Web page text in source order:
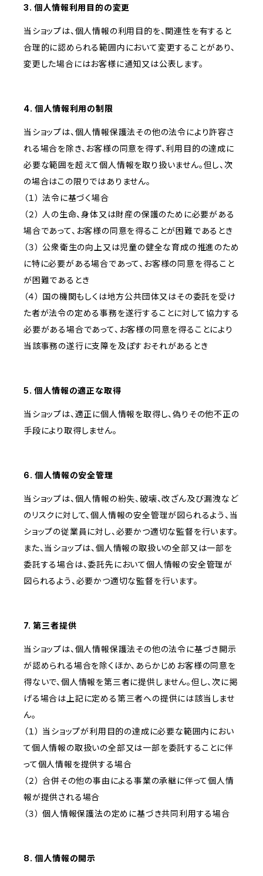
3. 個人情報利用目的の変更
当ショップは、個人情報の利用目的を、関連性を有すると
合理的に認められる範囲内において変更することがあり、
変更した場合にはお客様に通知又は公表します。
4. 個人情報利用の制限
当ショップは、個人情報保護法その他の法令により許容さ
れる場合を除き、お客様の同意を得ず、利用目的の達成に
必要な範囲を超えて個人情報を取り扱いません。但し、次
の場合はこの限りではありません。
（１） 法令に基づく場合
（２） 人の生命、身体又は財産の保護のために必要がある
場合であって、お客様の同意を得ることが困難であるとき
（３） 公衆衛生の向上又は児童の健全な育成の推進のため
に特に必要がある場合であって、お客様の同意を得ること
が困難であるとき
（４） 国の機関もしくは地方公共団体又はその委託を受け
た者が法令の定める事務を遂行することに対して協力する
必要がある場合であって、お客様の同意を得ることにより
当該事務の遂行に支障を及ぼすおそれがあるとき
5. 個人情報の適正な取得
当ショップは、適正に個人情報を取得し、偽りその他不正の
手段により取得しません。
6. 個人情報の安全管理
当ショップは、個人情報の紛失、破壊、改ざん及び漏洩など
のリスクに対して、個人情報の安全管理が図られるよう、当
ショップの従業員に対し、必要かつ適切な監督を行います。
また、当ショップは、個人情報の取扱いの全部又は一部を
委託する場合は、委託先において個人情報の安全管理が
図られるよう、必要かつ適切な監督を行います。
7. 第三者提供
当ショップは、個人情報保護法その他の法令に基づき開示
が認められる場合を除くほか、あらかじめお客様の同意を
得ないで、個人情報を第三者に提供しません。但し、次に掲
げる場合は上記に定める第三者への提供には該当しませ
ん。
（１） 当ショップが利用目的の達成に必要な範囲内におい
て個人情報の取扱いの全部又は一部を委託することに伴
って個人情報を提供する場合
（２） 合併その他の事由による事業の承継に伴って個人情
報が提供される場合
（３） 個人情報保護法の定めに基づき共同利用する場合
8. 個人情報の開示